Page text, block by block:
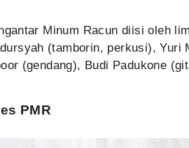
Minum Racun diisi oleh
(tamborin, perkusi), Yuri
(gendang), Budi Padukone
PMR